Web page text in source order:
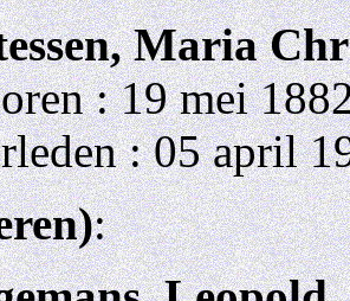
Maria
: 19 mei
: 05 april
: